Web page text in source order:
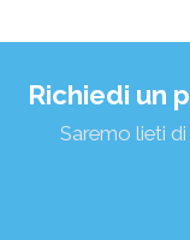
Richiedi un
Saremo lieti